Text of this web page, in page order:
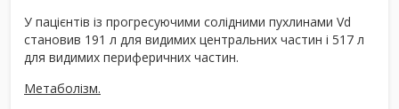
У пацієнтів із прогресуючими солідними пухлинами Vd
становив 191 л для видимих центральних частин і 517 л
для видимих периферичних частин.
Метаболізм.